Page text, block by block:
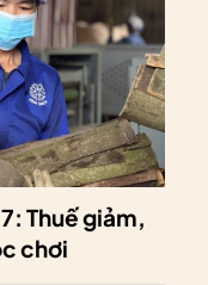
Thuế giảm,
chơi